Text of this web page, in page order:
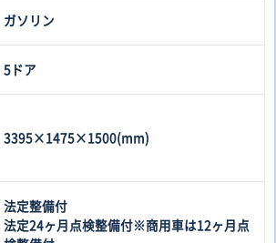
ガソリン
5ドア
3395×1475×1500(mm)
法定整備付
法定24ヶ月点検整備付※商用車は12ヶ月点